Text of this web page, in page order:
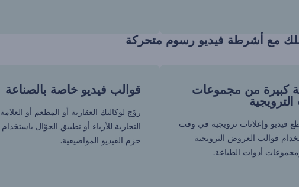
مع أشرطة فيديو رسوم متحركة
كبيرة من مجموعات
الترويجية
فيديو وإعلانات ترويجية في وقت
قوالب العروض الترويجية
أدوات الطباعة.
قوالب فيديو خاصة بالصناعة
روّج لوكالتك العقارية أو المطعم أو العلامة
التجارية للأزياء أو تطبيق الجوّال باستخدام
حزم الفيديو المواضيعية.